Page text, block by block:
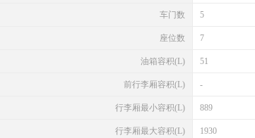
车门数 5
座位数 7
油箱容积(L) 51
前行李厢容积(L) -
行李厢最小容积(L) 889
行李厢最大容积(L) 1930